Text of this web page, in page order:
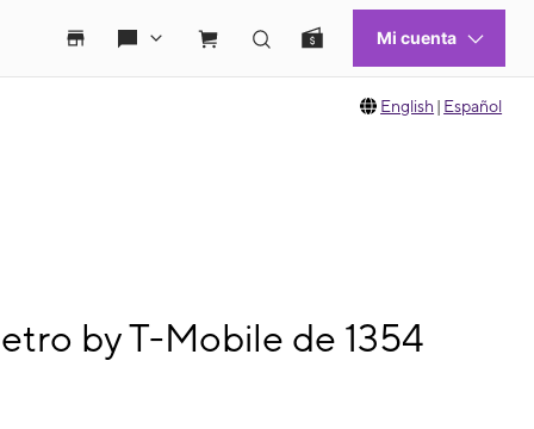
English | Español
by T-Mobile de 1354